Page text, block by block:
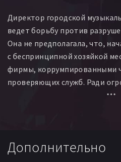
Директор городской
ведет борьбу против
Она не предполагала, что,
с беспринципной хозяйкой
фирмы, коррумпированными
проверяющих служб. Ради
родные люди готовы
Дополнительно